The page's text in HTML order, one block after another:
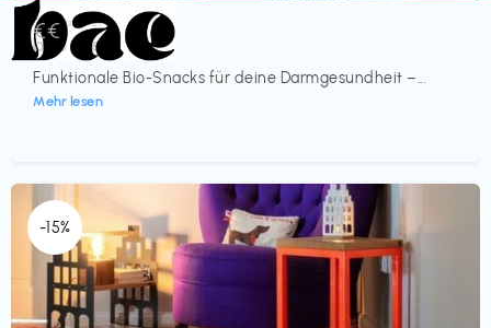
Lebensmittel
bae Treat
Funktionale Bio-Snacks für deine Darmgesundheit –...
Mehr lesen
€€‎
-15%